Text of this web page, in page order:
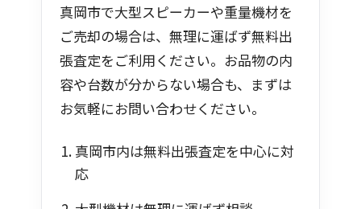
真岡市で大型スピーカーや重量機材を
ご売却の場合は、無理に運ばず無料出
張査定をご利用ください。お品物の内
容や台数が分からない場合も、まずは
お気軽にお問い合わせください。
真岡市内は無料出張査定を中心に対
応